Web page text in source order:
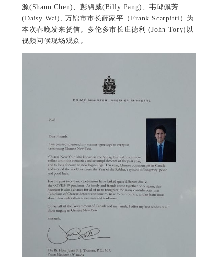
源(Shaun Chen)、彭锦威(Billy Pang)、韦邱佩芳
(Daisy Wai), 万锦市市长薛家平（Frank Scarpitti）为
本次春晚发来贺信。多伦多市长庄德利 (John Tory)以
视频问候现场观众。